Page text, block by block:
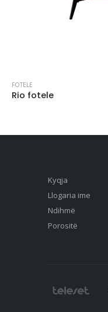
FOTELE
Rio fotele
Kyqja
Llogaria ime
Ndihmë
Porositë